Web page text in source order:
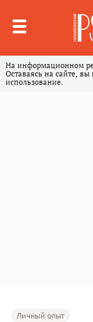
На информационном
Оставаясь на сайте, вы
использование.
Личный опыт